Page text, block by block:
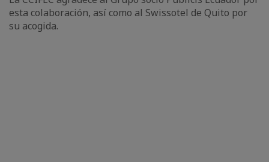
esta colaboración, así como al Swissotel de Quito por
su acogida.